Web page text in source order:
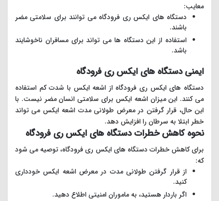
معایب:
دستگاه های ایکس ری فرودگاه می توانند برای سلامتی مضر
باشند.
استفاده از این دستگاه ها می تواند برای مسافران ناخوشایند
باشد.
ایمنی دستگاه های ایکس ری فرودگاه
دستگاه های ایکس ری فرودگاه از اشعه ایکس با شدت کم استفاده
می کنند. این میزان اشعه ایکس برای سلامتی انسان مضر نیست. با
این حال، قرار گرفتن در معرض طولانی مدت اشعه ایکس می تواند
خطر ابتلا به سرطان را افزایش دهد.
نحوه کاهش خطرات دستگاه های ایکس ری فرودگاه
برای کاهش خطرات دستگاه های ایکس ری فرودگاه، توصیه می شود
که:
از قرار گرفتن طولانی مدت در معرض اشعه ایکس خودداری
کنید.
اگر باردار هستید، به ماموران امنیتی اطلاع دهید.